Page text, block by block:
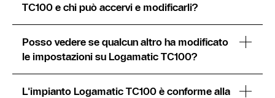
TC100 e chi può accervi e modificarli?
Posso vedere se qualcun altro ha modificato
le impostazioni su Logamatic TC100?
L'impianto Logamatic TC100 è conforme alla